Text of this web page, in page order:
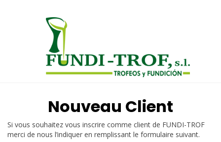
Nouveau Client
Si vous souhaitez vous inscrire comme client de FUNDI-TROF
merci de nous l’indiquer en remplissant le formulaire suivant.